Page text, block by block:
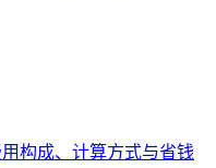
构成、计算方式与省钱